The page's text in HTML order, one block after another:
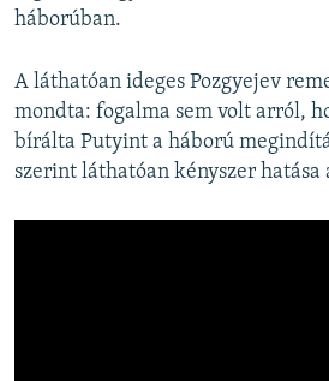
háborúban.
A láthatóan ideges Pozgyejev
mondta: fogalma sem volt arról,
bírálta Putyint a háború
szerint láthatóan kényszer